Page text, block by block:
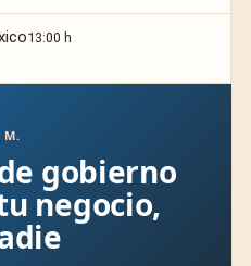
13:00 h
M.
gobierno
negocio,